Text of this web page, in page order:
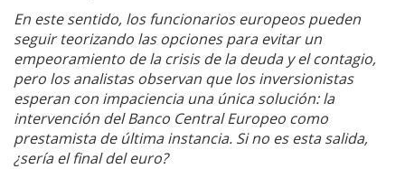
En este sentido, los funcionarios europeos pueden
seguir teorizando las opciones para evitar un
empeoramiento de la crisis de la deuda y el contagio,
pero los analistas observan que los inversionistas
esperan con impaciencia una única solución: la
intervención del Banco Central Europeo como
prestamista de última instancia. Si no es esta salida,
¿sería el final del euro?